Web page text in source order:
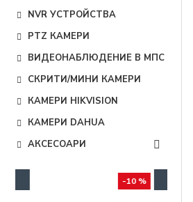
NVR УСТРОЙСТВА
PTZ КАМЕРИ
ВИДЕОНАБЛЮДЕНИЕ В МПС
СКРИТИ/МИНИ КАМЕРИ
КАМЕРИ HIKVISION
КАМЕРИ DAHUA
АКСЕСОАРИ
-5 %